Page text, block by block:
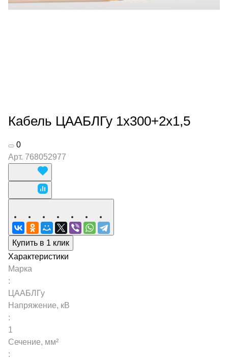
Кабель ЦААБЛГу 1х300+2х1,5
0
Арт. 768052977
Купить в 1 клик
Характеристики
Марка
:
ЦААБЛГу
Напряжение, кВ
:
1
Сечение, мм²
: